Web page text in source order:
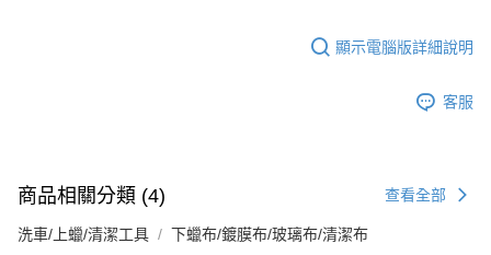
顯示電腦版詳細說明
客服
商品相關分類 (4) 查看全部
洗車/上蠟/清潔工具 下蠟布/鍍膜布/玻璃布/清潔布